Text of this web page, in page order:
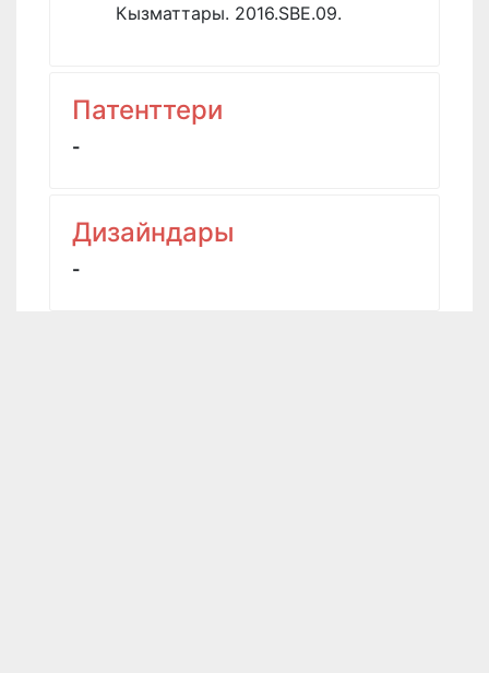
Кызматтары. 2016.SBE.09.
Патенттери
-
Дизайндары
-